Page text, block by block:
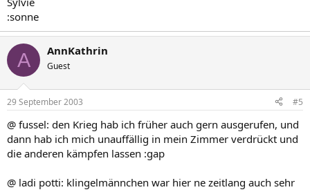
:sonne
A AnnKathrin
Guest
29 September 2003 #5
@ fussel: den Krieg hab ich früher auch gern ausgerufen, und
dann hab ich mich unauffällig in mein Zimmer verdrückt und
die anderen kämpfen lassen :gap
@ ladi potti: klingelmännchen war hier ne zeitlang auch sehr